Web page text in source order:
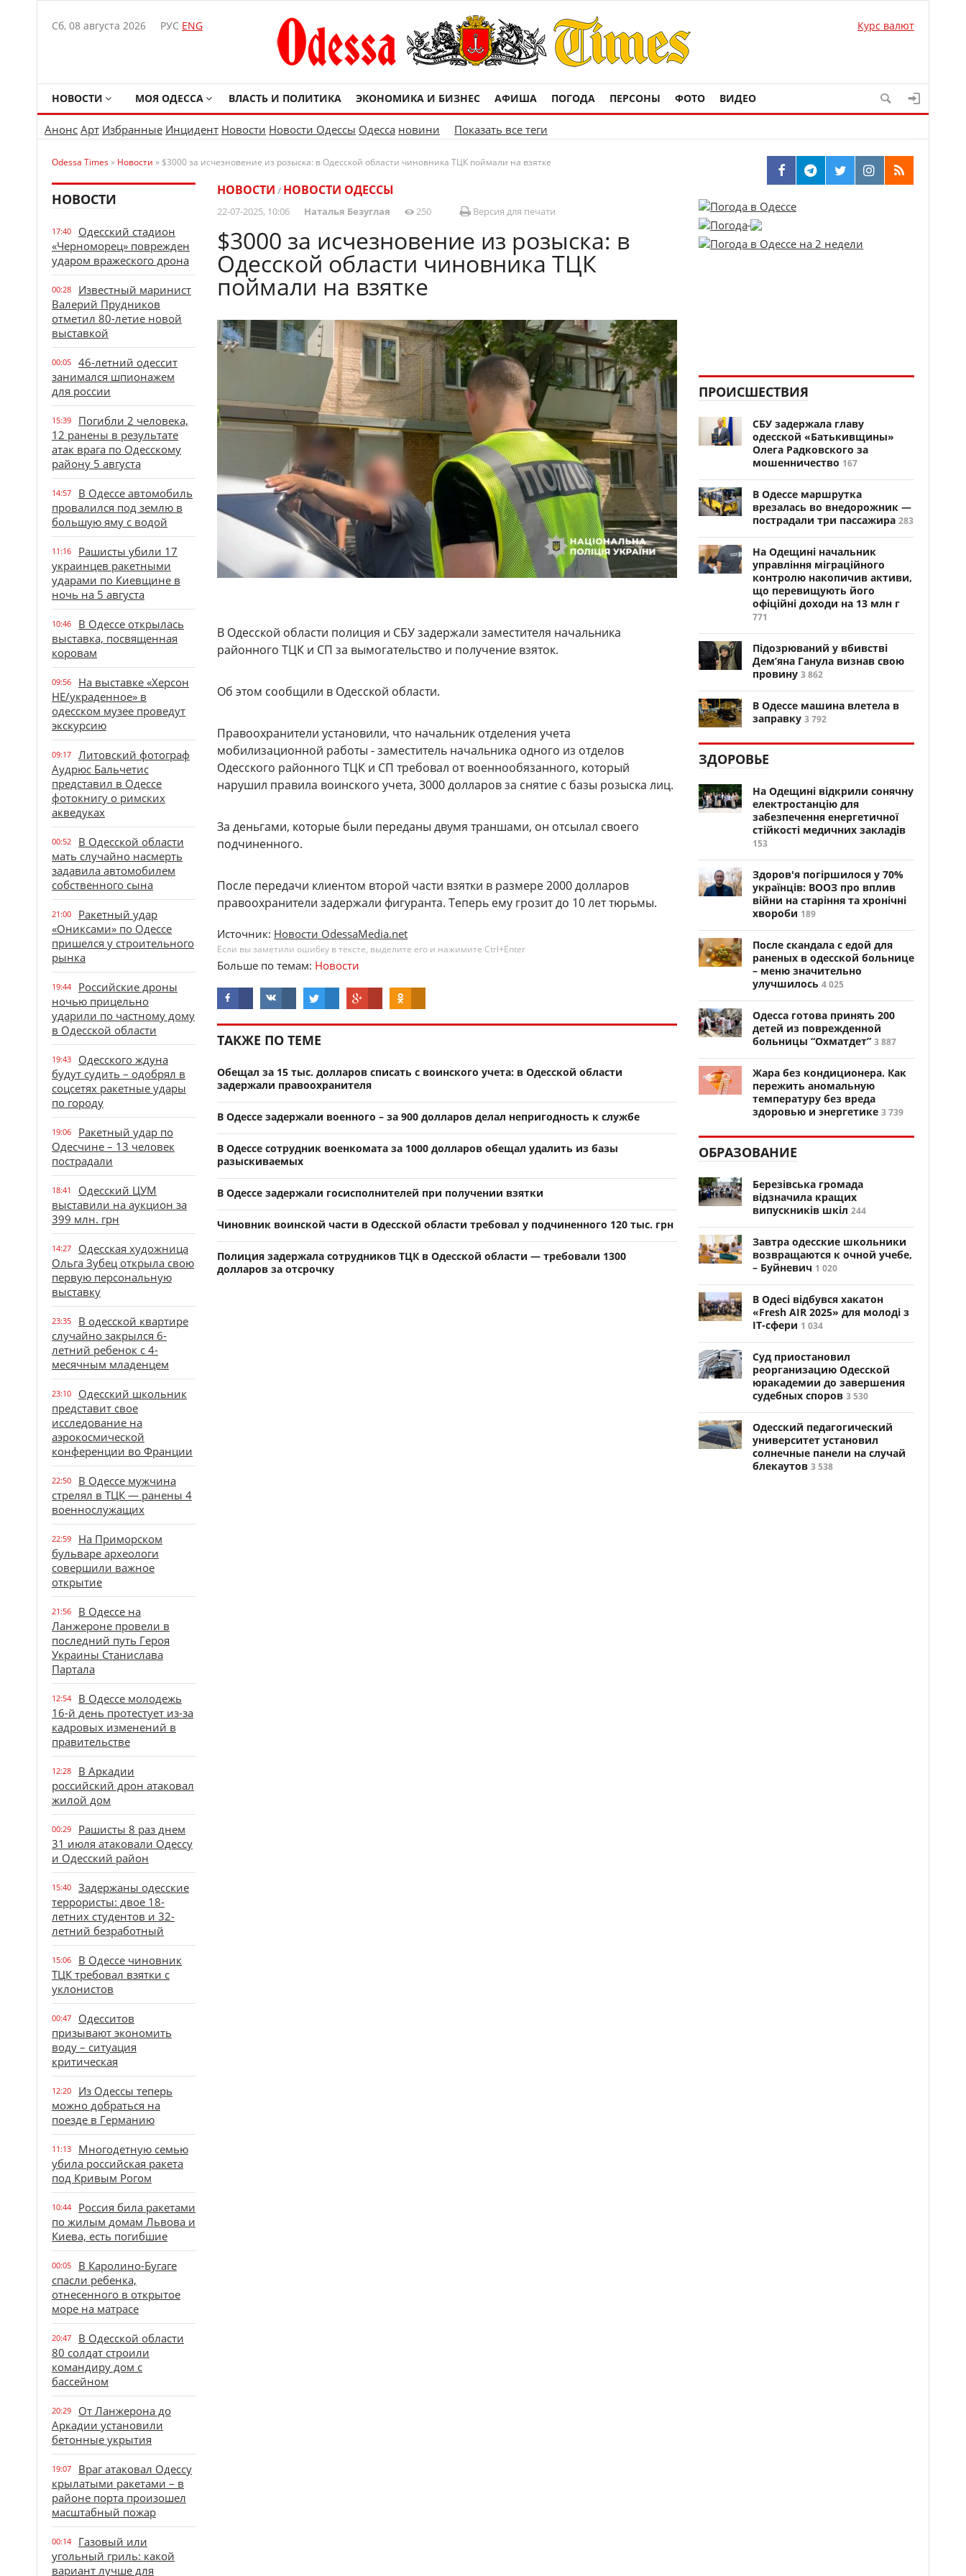
Сб, 08 августа 2026 РУС ENG Курс валют
НОВОСТИ МОЯ ОДЕССА ВЛАСТЬ И ПОЛИТИКА ЭКОНОМИКА И БИЗНЕС АФИША ПОГОДА ПЕРСОНЫ ФОТО ВИДЕО
Анонс Арт Избранные Инцидент Новости Новости Одессы Одесса новини Показать все теги
Odessa Times» Новости » $3000 за исчезновение из розыска: в Одесской области чиновника ТЦК поймали на взятке
НОВОСТИ
17:40
Одесский стадион
«Черноморец» поврежден
ударом вражеского дрона
00:28
Известный маринист
Валерий Прудников
отметил 80-летие новой
выставкой
00:05
46-летний одессит
занимался шпионажем
для россии
15:39
Погибли 2 человека,
12 ранены в результате
атак врага по Одесскому
району 5 августа
14:57
В Одессе автомобиль
провалился под землю в
большую яму с водой
11:16
Рашисты убили 17
украинцев ракетными
ударами по Киевщине в
ночь на 5 августа
10:46
В Одессе открылась
выставка, посвященная
коровам
09:56
На выставке «Херсон
НЕ/украденное» в
одесском музее проведут
экскурсию
09:17
Литовский фотограф
Аудрюс Бальчетис
представил в Одессе
фотокнигу о римских
акведуках
00:52
В Одесской области
мать случайно насмерть
задавила автомобилем
собственного сына
21:00
Ракетный удар
«Ониксами» по Одессе
пришелся у строительного
рынка
19:44
Российские дроны
ночью прицельно
ударили по частному дому
в Одесской области
19:43
Одесского ждуна
будут судить – одобрял в
соцсетях ракетные удары
по городу
19:06
Ракетный удар по
Одесчине – 13 человек
пострадали
18:41
Одесский ЦУМ
выставили на аукцион за
399 млн. грн
14:27
Одесская художница
Ольга Зубец открыла свою
первую персональную
выставку
23:35
В одесской квартире
случайно закрылся 6-
летний ребенок с 4-
месячным младенцем
23:10
Одесский школьник
представит свое
исследование на
аэрокосмической
конференции во Франции
22:50
В Одессе мужчина
стрелял в ТЦК — ранены 4
военнослужащих
22:59
На Приморском
бульваре археологи
совершили важное
открытие
21:56
В Одессе на
Ланжероне провели в
последний путь Героя
Украины Станислава
Партала
12:54
В Одессе молодежь
16-й день протестует из-за
кадровых изменений в
правительстве
12:28
В Аркадии
российский дрон атаковал
жилой дом
00:29
Рашисты 8 раз днем
31 июля атаковали Одессу
и Одесский район
15:40
Задержаны одесские
террористы: двое 18-
летних студентов и 32-
летний безработный
15:06
В Одессе чиновник
ТЦК требовал взятки с
уклонистов
00:47
Одесситов
призывают экономить
воду – ситуация
критическая
12:20
Из Одессы теперь
можно добраться на
поезде в Германию
11:13
Многодетную семью
убила российская ракета
под Кривым Рогом
10:44
Россия била ракетами
по жилым домам Львова и
Киева, есть погибшие
00:05
В Каролино-Бугаге
спасли ребенка,
отнесенного в открытое
море на матрасе
20:47
В Одесской области
80 солдат строили
командиру дом с
бассейном
20:29
От Ланжерона до
Аркадии установили
бетонные укрытия
19:07
Враг атаковал Одессу
крылатыми ракетами – в
районе порта произошел
масштабный пожар
00:14
Газовый или
угольный гриль: какой
вариант лучше для
НОВОСТИ / НОВОСТИ ОДЕССЫ
22-07-2025, 10:06 Наталья Безуглая 250 Версия для печати
$3000 за исчезновение из розыска: в
Одесской области чиновника ТЦК
поймали на взятке
В Одесской области полиция и СБУ задержали заместителя начальника
районного ТЦК и СП за вымогательство и получение взяток.
Об этом сообщили в Одесской области.
Правоохранители установили, что начальник отделения учета
мобилизационной работы - заместитель начальника одного из отделов
Одесского районного ТЦК и СП требовал от военнообязанного, который
нарушил правила воинского учета, 3000 долларов за снятие с базы розыска лиц.
За деньгами, которые были переданы двумя траншами, он отсылал своего
подчиненного.
После передачи клиентом второй части взятки в размере 2000 долларов
правоохранители задержали фигуранта. Теперь ему грозит до 10 лет тюрьмы.
Источник: Новости OdessaMedia.net
Если вы заметили ошибку в тексте, выделите его и нажимите Ctrl+Enter
Больше по темам: Новости
ТАКЖЕ ПО ТЕМЕ
Обещал за 15 тыс. долларов списать с воинского учета: в Одесской области
задержали правоохранителя
В Одессе задержали военного – за 900 долларов делал непригодность к службе
В Одессе сотрудник военкомата за 1000 долларов обещал удалить из базы
разыскиваемых
В Одессе задержали госисполнителей при получении взятки
Чиновник воинской части в Одесской области требовал у подчиненного 120 тыс. грн
Полиция задержала сотрудников ТЦК в Одесской области — требовали 1300
долларов за отсрочку
ПРОИСШЕСТВИЯ
СБУ задержала главу
одесской «Батькивщины»
Олега Радковского за
мошенничество 167
В Одессе маршрутка
врезалась во внедорожник —
пострадали три пассажира 283
На Одещині начальник
управління міграційного
контролю накопичив активи,
що перевищують його
офіційні доходи на 13 млн г
771
Підозрюваний у вбивстві
Дем’яна Ганула визнав свою
провину 3 862
В Одессе машина влетела в
заправку 3 792
ЗДОРОВЬЕ
На Одещині відкрили сонячну
електростанцію для
забезпечення енергетичної
стійкості медичних закладів
153
Здоров'я погіршилося у 70%
українців: ВООЗ про вплив
війни на старіння та хронічні
хвороби 189
После скандала с едой для
раненых в одесской больнице
– меню значительно
улучшилось 4 025
Одесса готова принять 200
детей из поврежденной
больницы “Охматдет” 3 887
Жара без кондиционера. Как
пережить аномальную
температуру без вреда
здоровью и энергетике 3 739
ОБРАЗОВАНИЕ
Березівська громада
відзначила кращих
випускників шкіл 244
Завтра одесские школьники
возвращаются к очной учебе,
– Буйневич 1 020
В Одесі відбувся хакатон
«Fresh AIR 2025» для молоді з
ІТ-сфери 1 034
Суд приостановил
реорганизацию Одесской
юракадемии до завершения
судебных споров 3 530
Одесский педагогический
университет установил
солнечные панели на случай
блекаутов 3 538